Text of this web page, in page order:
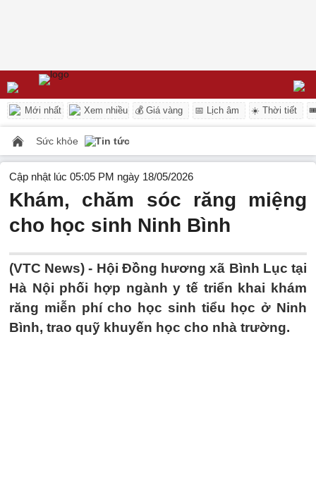
Mới nhất Xem nhiều 💰 Giá vàng 📅 Lịch âm ☀️ Thời tiết
Sức khỏe Tin tức
Cập nhật lúc 05:05 PM ngày 18/05/2026
Khám, chăm sóc răng miệng
cho học sinh Ninh Bình
(VTC News) - Hội Đồng hương xã Bình Lục tại
Hà Nội phối hợp ngành y tế triển khai khám
răng miễn phí cho học sinh tiểu học ở Ninh
Bình, trao quỹ khuyến học cho nhà trường.